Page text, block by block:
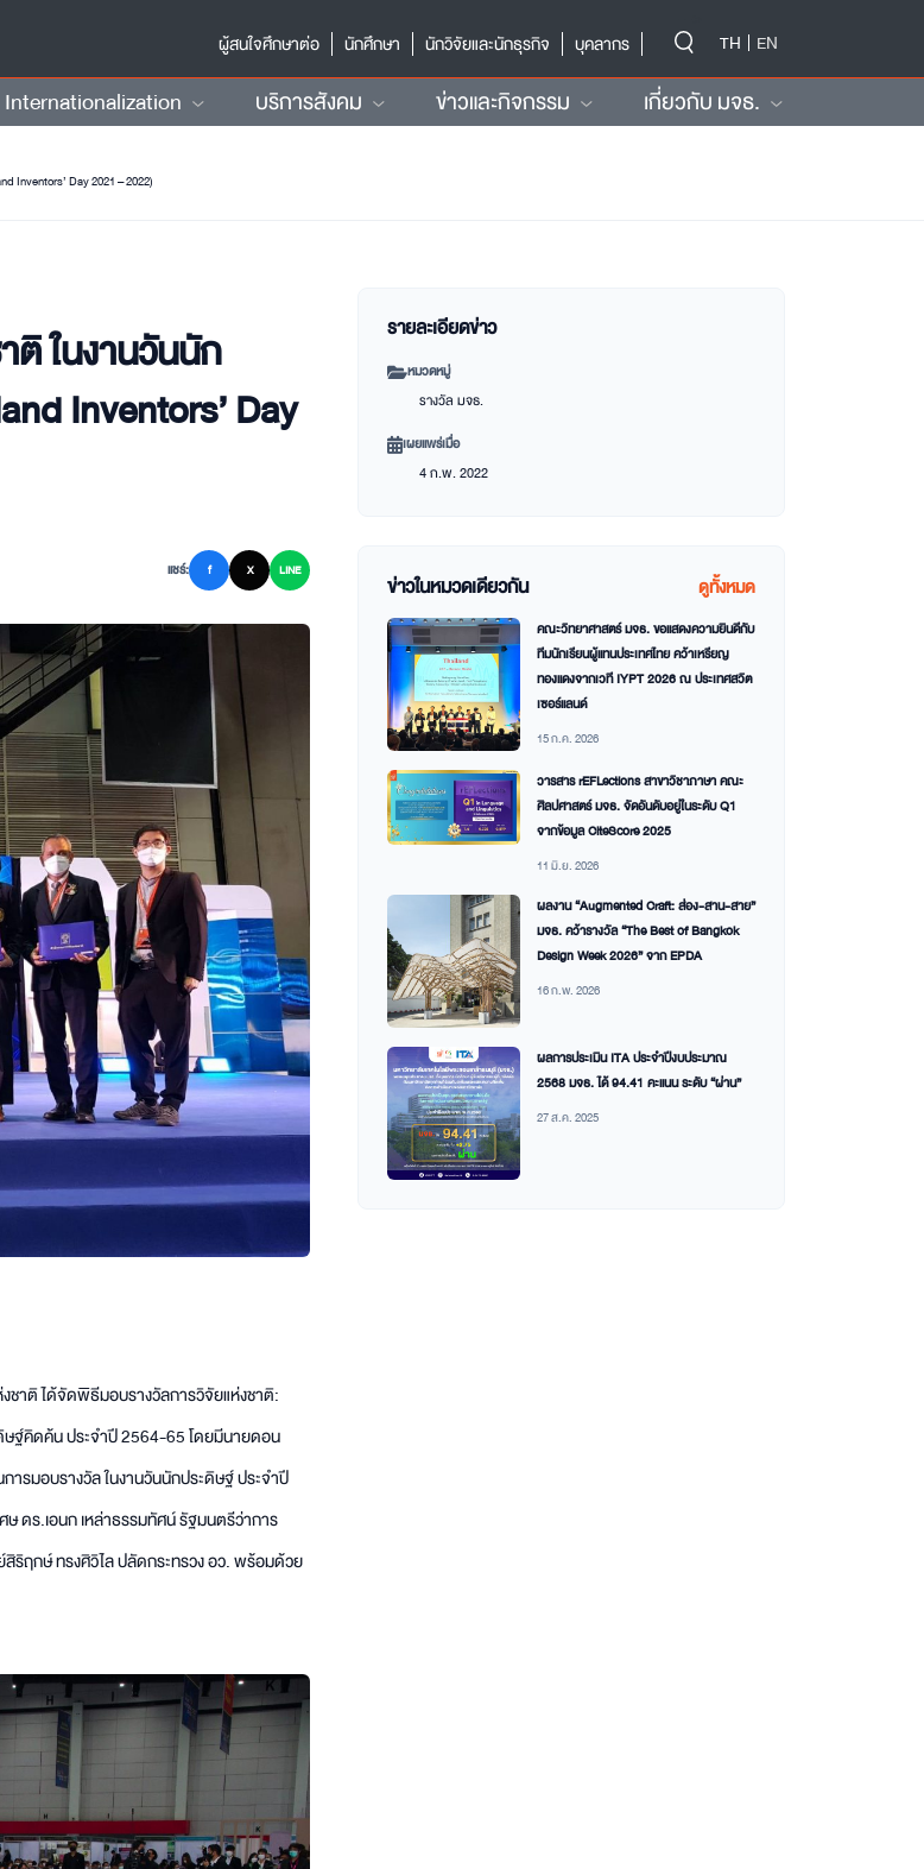
ผู้สนใจศึกษาต่อ
นักศึกษา นักวิจัยและนักธุรกิจ บุคลากร TH EN
Internationalization บริการสังคม ข่าวและกิจกรรม เกี่ยวกับ มจธ.
Inventors’ Day 2021 – 2022)
ในงานวันนัก
Inventors’ Day
แชร์: f X LINE
ชาติ ได้จัดพิธีมอบรางวัลการวิจัยแห่งชาติ:
ษฐ์คิดค้น ประจำปี 2564-65 โดยมีนายดอน
ารมอบรางวัล ในงานวันนักประดิษฐ์ ประจำปี
ดร.เอนก เหล่าธรรมทัศน์ รัฐมนตรีว่าการ
ริฤกษ์ ทรงศิวิไล ปลัดกระทรวง อว. พร้อมด้วย
รายละเอียดข่าว
หมวดหมู่
รางวัล มจธ.
เผยแพร่เมื่อ
4 ก.พ. 2022
ข่าวในหมวดเดียวกัน ดูทั้งหมด
คณะวิทยาศาสตร์ มจธ. ขอแสดงความยินดีกับ
ทีมนักเรียนผู้แทนประเทศไทย คว้าเหรียญ
ทองแดงจากเวที IYPT 2026 ณ ประเทศสวิต
เซอร์แลนด์
15 ก.ค. 2026
วารสาร rEFLections สาขาวิชาภาษา คณะ
ศิลปศาสตร์ มจธ. จัดอันดับอยู่ในระดับ Q1
จากข้อมูล CiteScore 2025
11 มิ.ย. 2026
ผลงาน “Augmented Craft: ส่อง-สาน-สาย”
มจธ. คว้ารางวัล “The Best of Bangkok
Design Week 2026” จาก EPDA
16 ก.พ. 2026
ผลการประเมิน ITA ประจำปีงบประมาณ
2568 มจธ. ได้ 94.41 คะแนน ระดับ “ผ่าน”
27 ส.ค. 2025